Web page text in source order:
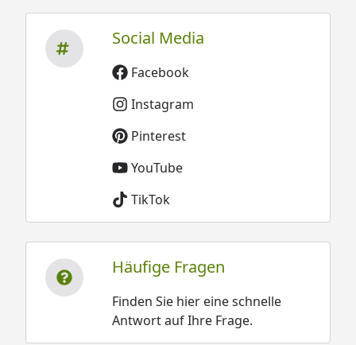
Social Media
Facebook
Instagram
Pinterest
YouTube
TikTok
Häufige Fragen
Finden Sie hier eine schnelle
Antwort auf Ihre Frage.